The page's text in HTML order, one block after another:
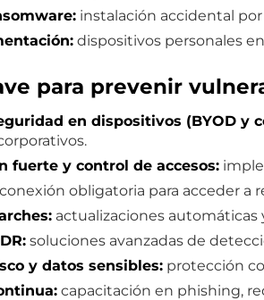
instalación accidental
dispositivos personales
para prevenir
en dispositivos (BYOD y
fuerte y control de accesos:
conexión obligatoria para acceder a
actualizaciones automáticas
soluciones avanzadas de
y datos sensibles: protección
capacitación en phishing,